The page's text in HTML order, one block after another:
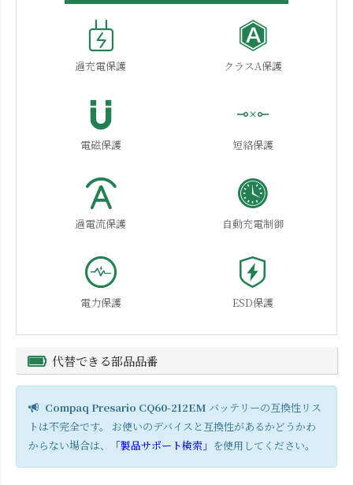
過充電保護 クラスA保護
電磁保護 短絡保護
過電流保護 自動充電制御
電力保護 ESD保護
代替できる部品品番
Compaq Presario CQ60-212EM バッテリーの互換性リス
トは不完全です。 お使いのデバイスと互換性があるかどうかわ
からない場合は、
「製品サポート検索」 を使用してください。